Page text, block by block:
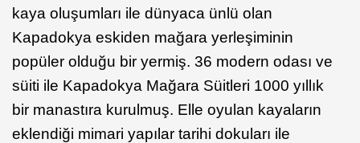
kaya oluşumları ile dünyaca ünlü olan
Kapadokya eskiden mağara yerleşiminin
popüler olduğu bir yermiş. 36 modern odası ve
süiti ile Kapadokya Mağara Süitleri 1000 yıllık
bir manastıra kurulmuş. Elle oyulan kayaların
eklendiği mimari yapılar tarihi dokuları ile